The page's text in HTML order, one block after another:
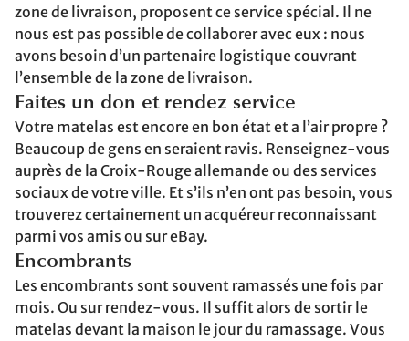
zone de livraison, proposent ce service spécial. Il ne
nous est pas possible de collaborer avec eux : nous
avons besoin d’un partenaire logistique couvrant
l’ensemble de la zone de livraison.
Faites un don et rendez service
Votre matelas est encore en bon état et a l’air propre ?
Beaucoup de gens en seraient ravis. Renseignez-vous
auprès de la Croix-Rouge allemande ou des services
sociaux de votre ville. Et s’ils n’en ont pas besoin, vous
trouverez certainement un acquéreur reconnaissant
parmi vos amis ou sur eBay.
Encombrants
Les encombrants sont souvent ramassés une fois par
mois. Ou sur rendez-vous. Il suffit alors de sortir le
matelas devant la maison le jour du ramassage. Vous